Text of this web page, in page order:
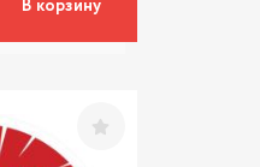
В корзину